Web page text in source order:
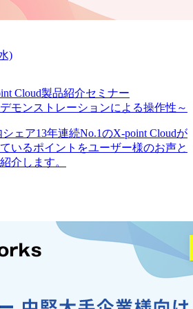
)
Cloud製品紹介セミナー
モンストレーションによる操作性～
ェア13年連続No.1のX-point Cloudが
いるポイントをユーザー様のお声と
介します。